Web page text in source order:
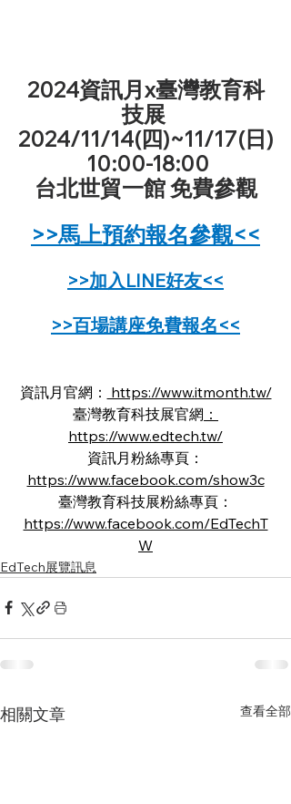
2024資訊月x臺灣教育科
技展
2024/11/14(四)~11/17(日)
10:00-18:00
台北世貿一館 免費參觀
>>馬上預約報名參觀<<
>>加入LINE好友<<
>>百場講座免費報名<<
資訊月官網： https://www.itmonth.tw/
臺灣教育科技展官網 ：
https://www.edtech.tw/
資訊月粉絲專頁：
https://www.facebook.com/show3c
臺灣教育科技展粉絲專頁：
https://www.facebook.com/EdTechT
W
EdTech展覽訊息
相關文章 查看全部